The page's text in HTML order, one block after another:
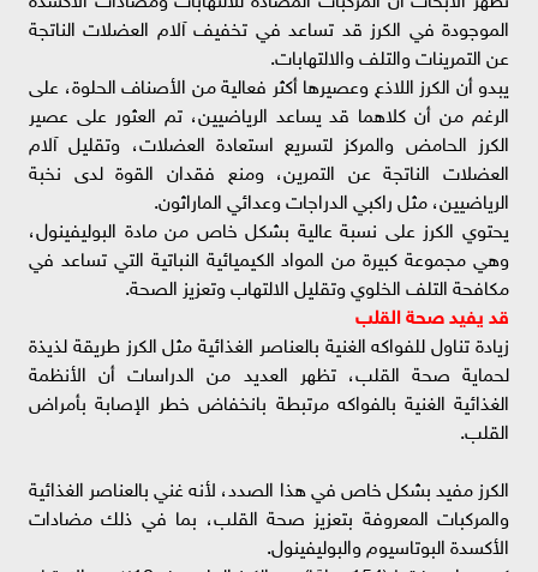
الموجودة في الكرز قد تساعد في تخفيف آلام العضلات الناتجة
عن التمرينات والتلف والالتهابات.
يبدو أن الكرز اللاذع وعصيرها أكثر فعالية من الأصناف الحلوة، على
الرغم من أن كلاهما قد يساعد الرياضيين، تم العثور على عصير
الكرز الحامض والمركز لتسريع استعادة العضلات، وتقليل آلام
العضلات الناتجة عن التمرين، ومنع فقدان القوة لدى نخبة
الرياضيين، مثل راكبي الدراجات وعدائي الماراثون.
يحتوي الكرز على نسبة عالية بشكل خاص من مادة البوليفينول،
وهي مجموعة كبيرة من المواد الكيميائية النباتية التي تساعد في
مكافحة التلف الخلوي وتقليل الالتهاب وتعزيز الصحة.
قد يفيد صحة القلب
زيادة تناول للفواكه الغنية بالعناصر الغذائية مثل الكرز طريقة لذيذة
لحماية صحة القلب، تظهر العديد من الدراسات أن الأنظمة
الغذائية الغنية بالفواكه مرتبطة بانخفاض خطر الإصابة بأمراض
القلب.
الكرز مفيد بشكل خاص في هذا الصدد، لأنه غني بالعناصر الغذائية
والمركبات المعروفة بتعزيز صحة القلب، بما في ذلك مضادات
الأكسدة البوتاسيوم والبوليفينول.